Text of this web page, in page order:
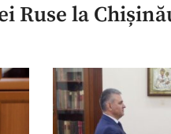
Ruse la